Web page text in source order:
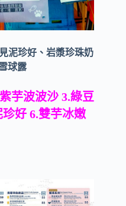
泥珍好、岩漿珍珠奶
球露
芋波波沙 3.綠豆
好 6.雙芋冰嫩